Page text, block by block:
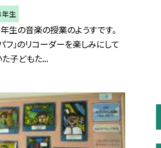
年生
年生の音楽の授業のようすです。
パフ」のリコーダーを楽しみにして
た子どもた...